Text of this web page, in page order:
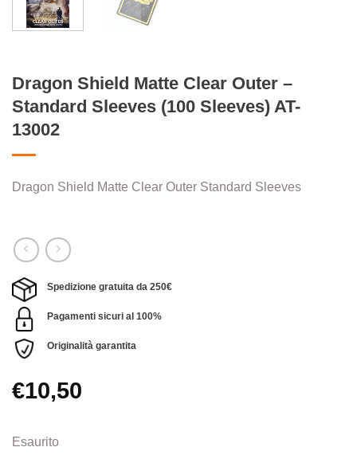
Dragon Shield Matte Clear Outer –
Standard Sleeves (100 Sleeves) AT-
13002
Dragon Shield Matte Clear Outer Standard Sleeves
Spedizione gratuita da 250€
Pagamenti sicuri al 100%
Originalità garantita
€10,50
Esaurito